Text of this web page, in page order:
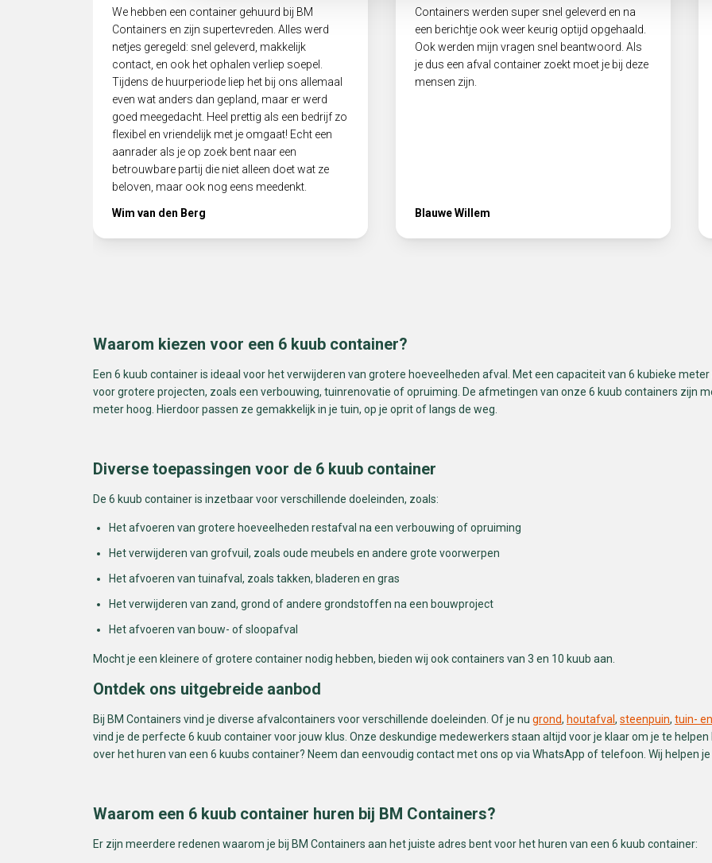
We hebben een container gehuurd bij BM
Containers en zijn supertevreden. Alles werd
netjes geregeld: snel geleverd, makkelijk
contact, en ook het ophalen verliep soepel.
Tijdens de huurperiode liep het bij ons allemaal
even wat anders dan gepland, maar er werd
goed meegedacht. Heel prettig als een bedrijf zo
flexibel en vriendelijk met je omgaat! Echt een
aanrader als je op zoek bent naar een
betrouwbare partij die niet alleen doet wat ze
beloven, maar ook nog eens meedenkt.
Wim van den Berg
Containers werden super snel geleverd en na
een berichtje ook weer keurig optijd opgehaald.
Ook werden mijn vragen snel beantwoord. Als
je dus een afval container zoekt moet je bij deze
mensen zijn.
Blauwe Willem
Waarom kiezen voor een 6 kuub container?
Een 6 kuub container is ideaal voor het verwijderen van grotere hoeveelheden afval. Met een capaciteit van 6 kubieke
voor grotere projecten, zoals een verbouwing, tuinrenovatie of opruiming. De afmetingen van onze 6 kuub containers zijn
meter hoog. Hierdoor passen ze gemakkelijk in je tuin, op je oprit of langs de weg.
Diverse toepassingen voor de 6 kuub container
De 6 kuub container is inzetbaar voor verschillende doeleinden, zoals:
Het afvoeren van grotere hoeveelheden restafval na een verbouwing of opruiming
Het verwijderen van grofvuil, zoals oude meubels en andere grote voorwerpen
Het afvoeren van tuinafval, zoals takken, bladeren en gras
Het verwijderen van zand, grond of andere grondstoffen na een bouwproject
Het afvoeren van bouw- of sloopafval
Mocht je een kleinere of grotere container nodig hebben, bieden wij ook containers van 3 en 10 kuub aan.
Ontdek ons uitgebreide aanbod
Bij BM Containers vind je diverse afvalcontainers voor verschillende doeleinden. Of je nu grond, houtafval , steenpuin, tuin-
vind je de perfecte 6 kuub container voor jouw klus. Onze deskundige medewerkers staan altijd voor je klaar om je te
over het huren van een 6 kuubs container? Neem dan eenvoudig contact met ons op via WhatsApp of telefoon. Wij helpen je
Waarom een 6 kuub container huren bij BM Containers?
Er zijn meerdere redenen waarom je bij BM Containers aan het juiste adres bent voor het huren van een 6 kuub container: